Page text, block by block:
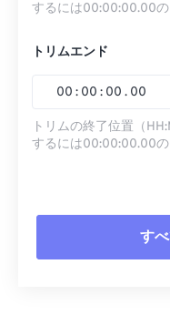
するには00:00:00.00の
トリムエンド
00 : 00 : 00 . 00
トリムの終了位置（
するには00:00:00.00の
す